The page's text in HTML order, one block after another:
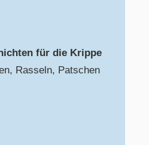
für die Krippe
Rasseln, Patschen